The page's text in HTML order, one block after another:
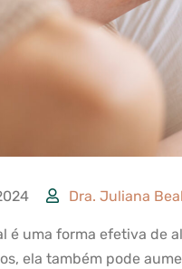
Dra. Juliana Beal
é uma forma efetiva de
ela também pode